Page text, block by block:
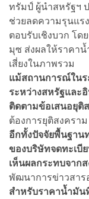
ทรัมป์ ผู้นำสหรัฐฯ
ช่วยลดความรุนแร
ตอบรับเชิงบวก โด
มุซ ส่งผลให้ราคา
เสี่ยงในภาพรวม
แม้สถานการณ์ในร
ระหว่างสหรัฐและ
ติดตามข้อเสนอยุติ
ต้องการยุติสงคราม
อีกทั้งปัจจัยพื้นฐาน
ของบริษัทจดทะเบี
เห็นผลกระทบจาก
พัฒนาการข่าวสาร
สำหรับราคาน้ำมัน